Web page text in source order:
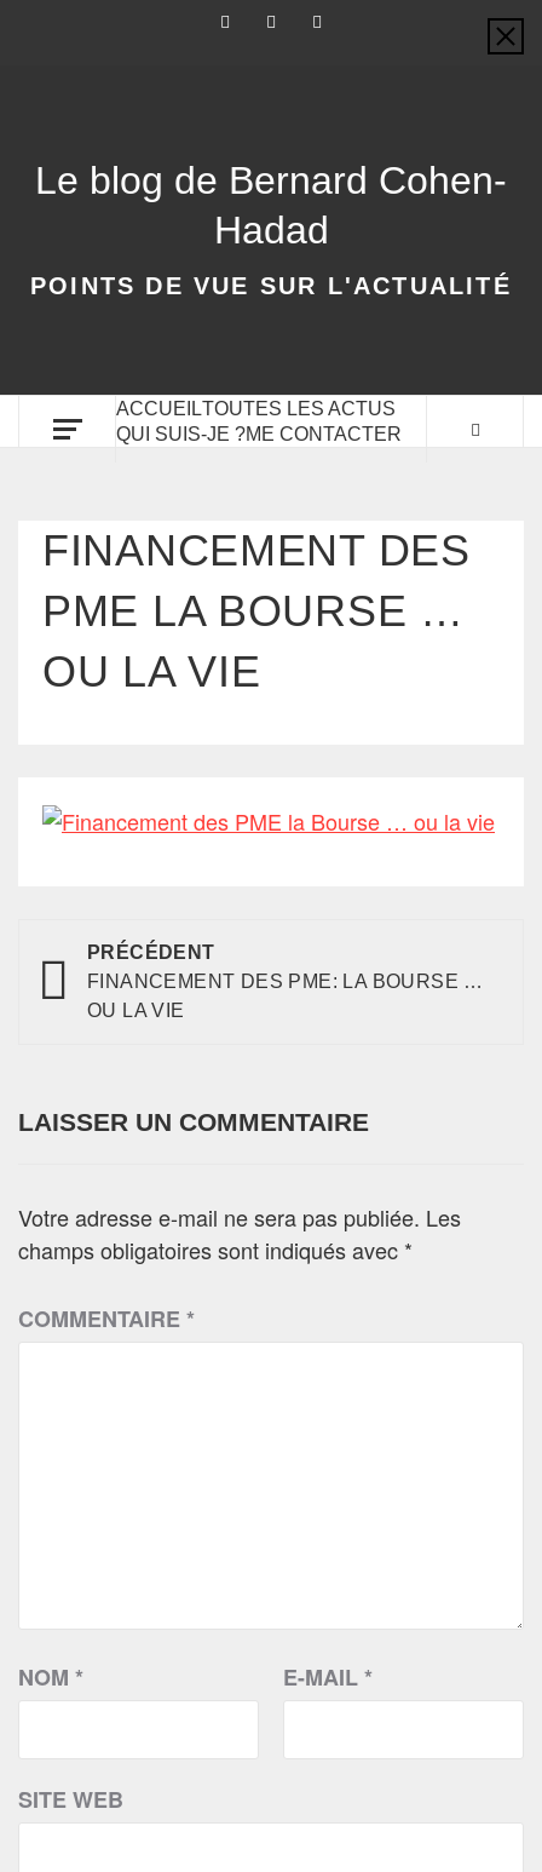
Le blog de Bernard Cohen-
Hadad
POINTS DE VUE SUR L'ACTUALITÉ
ACCUEILTOUTES LES ACTUS
QUI SUIS-JE ?ME CONTACTER
FINANCEMENT DES
PME LA BOURSE …
OU LA VIE
PRÉCÉDENT
FINANCEMENT DES PME: LA BOURSE …
OU LA VIE
LAISSER UN COMMENTAIRE
Votre adresse e-mail ne sera pas publiée. Les
champs obligatoires sont indiqués avec *
COMMENTAIRE*
NOM * E-MAIL*
SITE WEB